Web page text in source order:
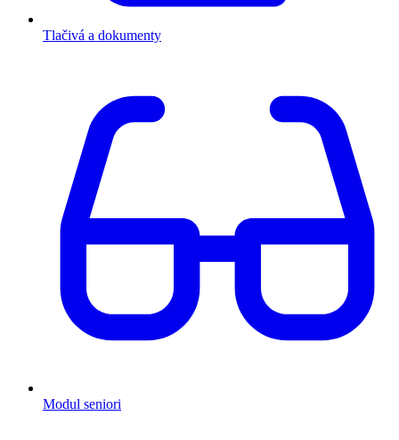
Tlačivá a dokumenty
Modul seniori